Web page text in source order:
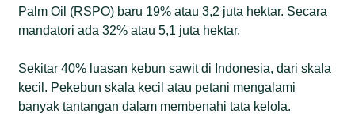
Palm Oil (RSPO) baru 19% atau 3,2 juta hektar. Secara
mandatori ada 32% atau 5,1 juta hektar.
Sekitar 40% luasan kebun sawit di Indonesia, dari skala
kecil. Pekebun skala kecil atau petani mengalami
banyak tantangan dalam membenahi tata kelola.